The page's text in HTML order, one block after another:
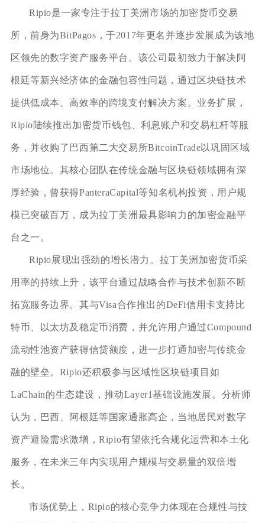
Ripio是一家专注于拉丁美洲市场的加密货币交易
所，前身为BitPagos，于2017年更名并逐步发展成为该地
区领先的数字资产服务平台。该公司最初致力于解决阿
根廷等新兴经济体的金融包容性问题，通过区块链技术
提供低成本、高效率的跨境支付解决方案。业务扩展，
Ripio陆续推出加密货币钱包、利息账户和交易杠杆等服
务，并收购了巴西第二大交易所BitcoinTrade以巩固区域
市场地位。其核心团队在传统金融与区块链领域拥有深
厚经验，曾获得PanteraCapital等知名机构投资，用户规
模已突破百万，成为拉丁美洲最具影响力的加密金融平
台之一。
Ripio展现出强劲的增长潜力。拉丁美洲加密货币采
用率的持续上升，该平台通过战略合作与技术创新不断
拓宽服务边界。其与Visa合作推出的DeFi信用卡支持比
特币、以太坊及稳定币消费，并允许用户通过Compound
流动性池资产获得信贷额度，进一步打通加密与传统金
融的壁垒。Ripio还积极参与区域性区块链项目如
LaChain的生态建设，推动Layer1基础设施发展。分析师
认为，巴西、阿根廷等国家通胀高企，当地居民对数字
资产避险需求激增，Ripio有望依托合规化运营和本土化
服务，在未来三年内实现用户规模与交易量的双倍增
长。
市场优势上，Ripio的核心竞争力体现在合规性与技